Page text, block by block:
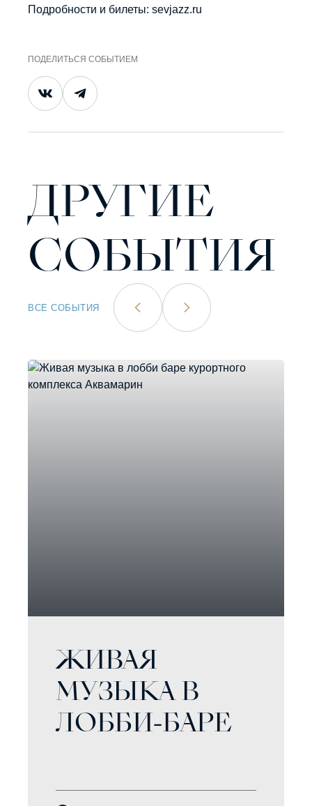
Подробности и билеты: sevjazz.ru
ПОДЕЛИТЬСЯ СОБЫТИЕМ
ДРУГИЕ
СОБЫТИЯ
ВСЕ СОБЫТИЯ
ЖИВАЯ
МУЗЫКА В
ЛОББИ-БАРЕ